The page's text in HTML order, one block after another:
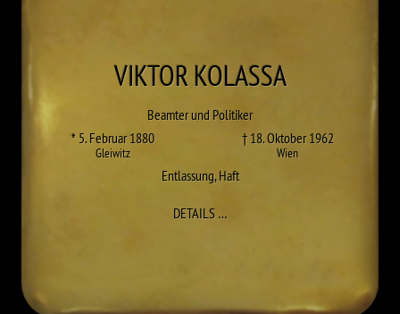
VIKTORKOLASSA
Beamter und Politiker
* 5. Februar 1880
Gleiwitz
† 18. Oktober 1962
Wien
Entlassung,Haft
DETAILS…ZU VIKTOR KOLASSA